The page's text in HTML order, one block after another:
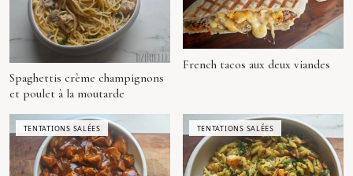
Spaghettis crème champignons
et poulet à la moutarde
French tacos aux deux viandes
TENTATIONS SALÉES TENTATIONS SALÉES